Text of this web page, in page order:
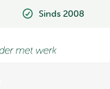
Sinds 2008
Sinds 2008